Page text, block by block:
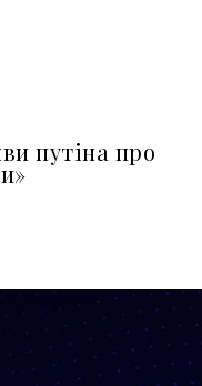
путіна про